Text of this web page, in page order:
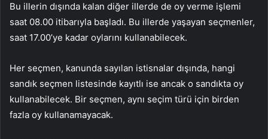
Bu illerin dışında kalan diğer illerde de oy verme işlemi
saat 08.00 itibarıyla başladı. Bu illerde yaşayan seçmenler,
saat 17.00’ye kadar oylarını kullanabilecek.
Her seçmen, kanunda sayılan istisnalar dışında, hangi
sandık seçmen listesinde kayıtlı ise ancak o sandıkta oy
kullanabilecek. Bir seçmen, aynı seçim türü için birden
fazla oy kullanamayacak.